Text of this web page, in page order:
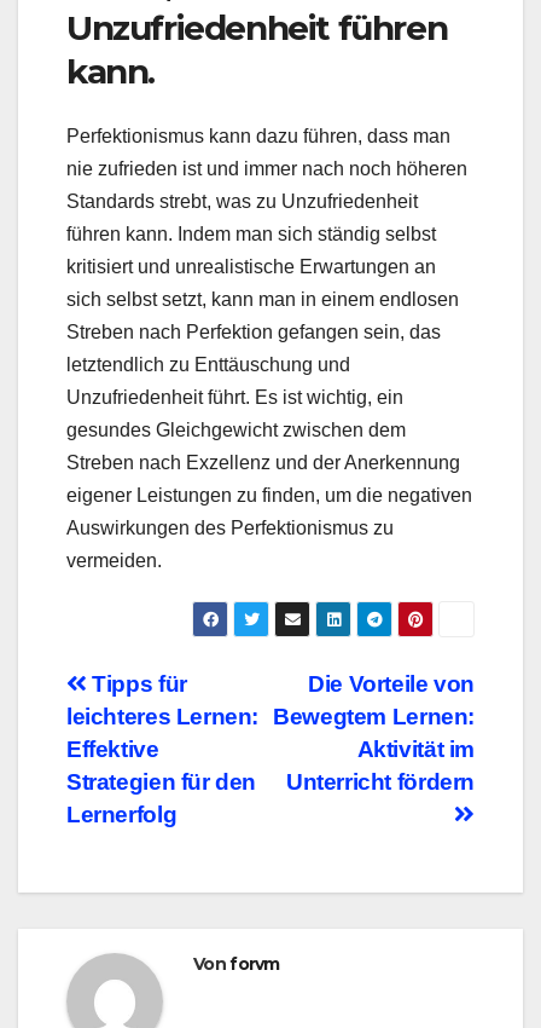
Unzufriedenheit führen
kann.
Perfektionismus kann dazu führen, dass man
nie zufrieden ist und immer nach noch höheren
Standards strebt, was zu Unzufriedenheit
führen kann. Indem man sich ständig selbst
kritisiert und unrealistische Erwartungen an
sich selbst setzt, kann man in einem endlosen
Streben nach Perfektion gefangen sein, das
letztendlich zu Enttäuschung und
Unzufriedenheit führt. Es ist wichtig, ein
gesundes Gleichgewicht zwischen dem
Streben nach Exzellenz und der Anerkennung
eigener Leistungen zu finden, um die negativen
Auswirkungen des Perfektionismus zu
vermeiden.
Beitragsnavigation
Die Vorteile von
Bewegtem Lernen:
Aktivität im
Unterricht fördern
Tipps für
leichteres Lernen:
Effektive
Strategien für den
Lernerfolg
Vonforvm